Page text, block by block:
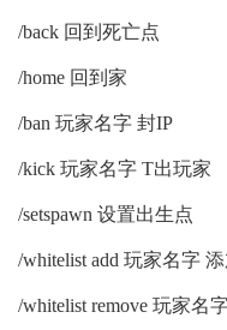
/back 回到死亡点
/home 回到家
/ban 玩家名字 封IP
/kick 玩家名字 T出玩家
/setspawn 设置出生点
/whitelist add 玩家名字
/whitelist remove 玩家名